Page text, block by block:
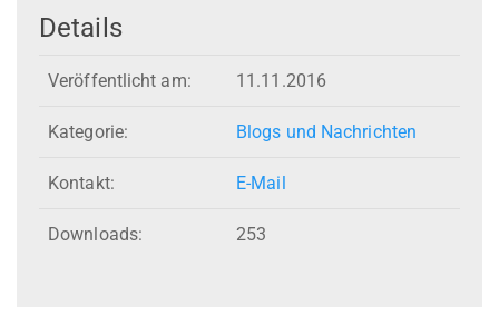
Details
Veröffentlicht am: 11.11.2016
Kategorie: Blogs und Nachrichten
Kontakt: E-Mail
Downloads: 253